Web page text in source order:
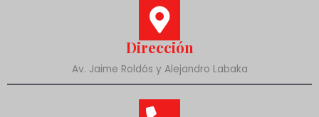
Dirección
Av. Jaime Roldós y Alejandro Labaka